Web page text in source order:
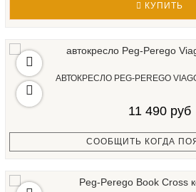
КУПИТЬ
АВТОКРЕСЛО PEG-PEREGO
11 490 руб
СООБЩИТЬ КОГДА